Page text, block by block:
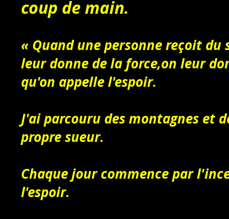
coup de main.
« Quand une personne reçoit
leur donne de la force,on leur
qu'on appelle l'espoir.
J'ai parcouru des montagnes et
propre sueur.
Chaque jour commence par
l'espoir.